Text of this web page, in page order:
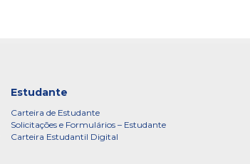
Estudante
Carteira de Estudante
Solicitações e Formulários – Estudante
Carteira Estudantil Digital